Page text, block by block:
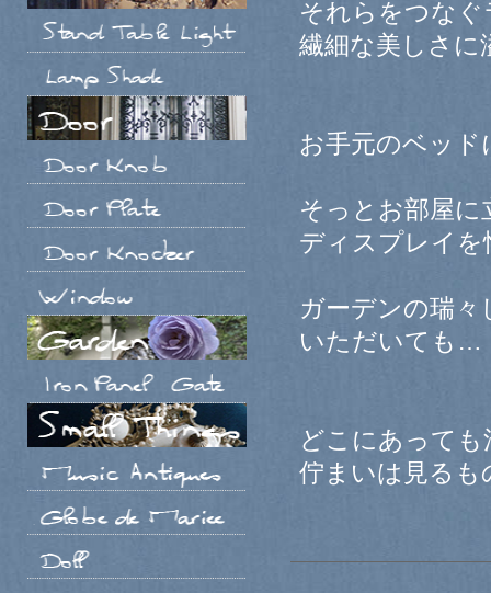
それらをつな
繊細な美しさに
お手元のベッ
そっとお部屋に
ディスプレイ
ガーデンの瑞
いただいても…
どこにあって
佇まいは見るも